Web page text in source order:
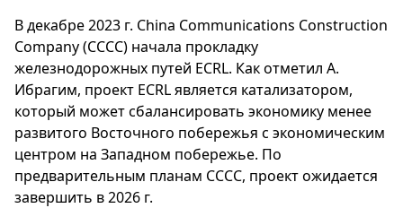
В декабре 2023 г. China Communications Construction
Company (СССС) начала прокладку
железнодорожных путей ECRL. Как отметил А.
Ибрагим, проект ECRL является катализатором,
который может сбалансировать экономику менее
развитого Восточного побережья с экономическим
центром на Западном побережье. По
предварительным планам СССС, проект ожидается
завершить в 2026 г.